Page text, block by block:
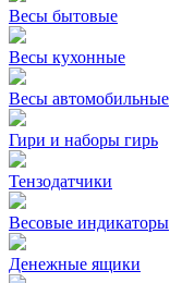
Весы бытовые
Весы кухонные
Весы автомобильные
Гири и наборы гирь
Тензодатчики
Весовые индикаторы
Денежные ящики